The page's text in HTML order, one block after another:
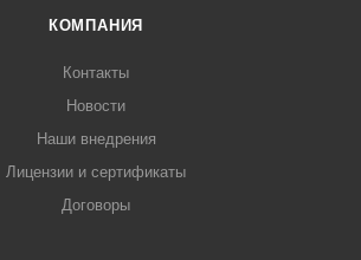
КОМПАНИЯ
Контакты
Новости
Наши внедрения
Лицензии и сертификаты
Договоры